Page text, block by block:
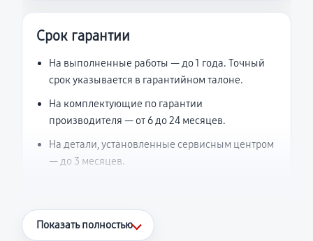
Срок гарантии
На выполненные работы — до 1 года. Точный
срок указывается в гарантийном талоне.
На комплектующие по гарантии
производителя — от 6 до 24 месяцев.
На детали, установленные сервисным центром
— до 3 месяцев.
Что считается гарантийным случаем
Показать полностью